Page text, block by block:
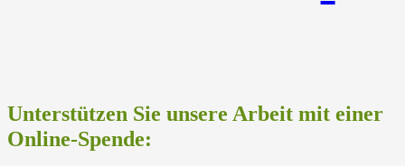
Unterstützen Sie unsere Arbeit mit einer
Online-Spende: